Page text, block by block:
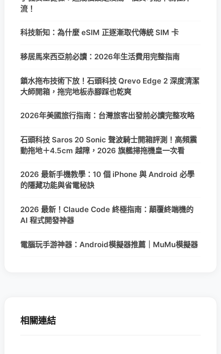
流！
科技新知：為什麼 eSIM 正逐漸取代傳統 SIM 卡
移居馬來西亞前必讀：2026年生活費用完整指南
鎖水拖布技術下放！石頭科技 Qrevo Edge 2 深度清潔
大師開箱，拖完地板赤腳踩也乾爽
2026年美國旅行指南：台灣旅客出發前必讀完整攻略
石頭科技 Saros 20 Sonic 聲波騎士開箱評測！高頻震
動拖地＋4.5cm 越障，2026 旗艦掃拖機皇一次看
2026 最新手機教學：10 個 iPhone 與 Android 必學
的隱藏功能與省電秘訣
2026 最新！Claude Code 終極指南：顛覆終端機的
AI 程式開發神器
電腦玩手游神器：Android模擬器推薦｜MuMu模擬器
相關連結